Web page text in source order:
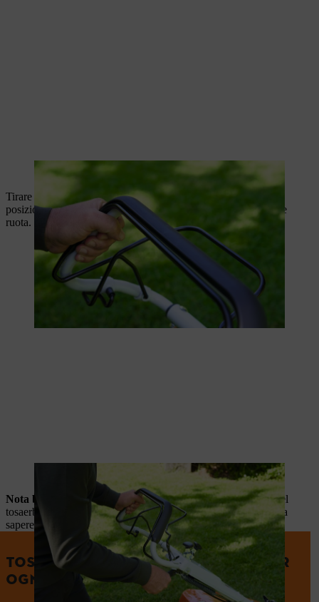
La staffa di arresto lama viene tirata verso la stegola.
Tirare verso di sé la leva della frizione della lama. Si blocca in
posizione e può essere rilasciata. La lama di taglio è innestata e
ruota.
Dopo lo scatto in posizione, la leva viene rilasciata.
Nota bene:
per qualsiasi domanda sul rifornimento corretto del
tosaerba, leggi il nostro articolo per scoprire tutto ciò che c'è da
sapere.
TOSAERBA AD ALTE PRESTAZIONI PER
OGNI ESIGENZA